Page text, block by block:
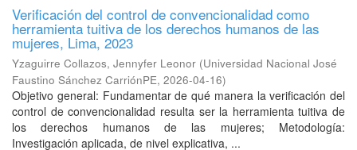
Verificación del control de convencionalidad como
herramienta tuitiva de los derechos humanos de las
mujeres, Lima, 2023
Yzaguirre Collazos, Jennyfer Leonor (Universidad Nacional José
Faustino Sánchez CarriónPE, 2026-04-16)
Objetivo general: Fundamentar de qué manera la verificación del
control de convencionalidad resulta ser la herramienta tuitiva de
los derechos humanos de las mujeres; Metodología:
Investigación aplicada, de nivel explicativa, ...